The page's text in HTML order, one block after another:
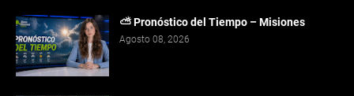
⛅ Pronóstico del Tiempo – Misiones
Agosto 08, 2026